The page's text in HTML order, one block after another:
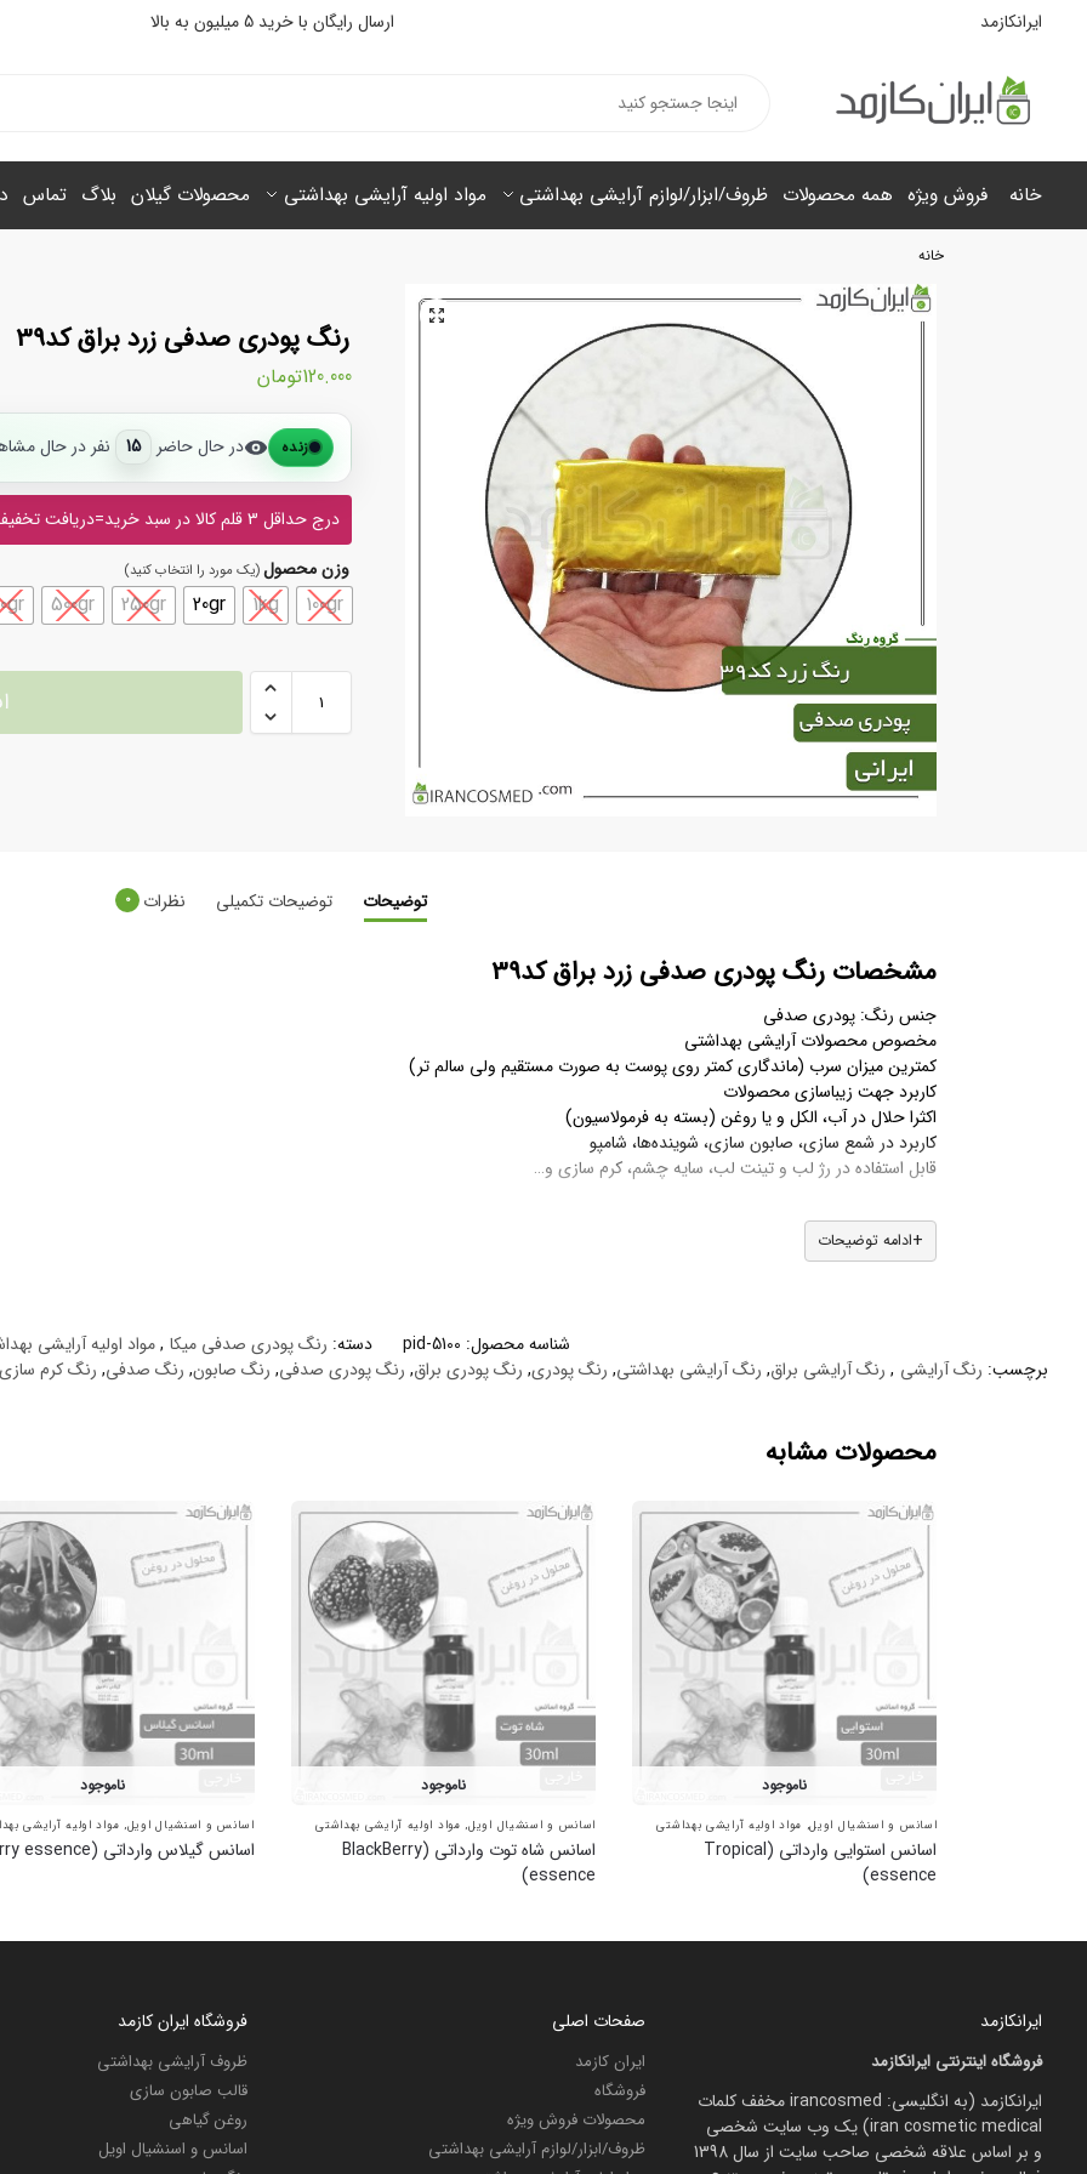
ایرانکازمد ارسال رایگان با خرید 5 میلیون‌ به بالا
خانه فروش ویژه همه محصولات ظروف/ابزار/لوازم آرایشی بهداشتی مواد اولیه آرایشی بهداشتی محصولات گیلان بلاگ تماس
خانه
رنگ پودری صدفی زرد براق کد39
120.000تومان
زنده در حال حاضر 15 نفر در حال
درج حداقل 3 قلم کالا در سبد خرید=دریافت تخفیف از 10% تا 35%
وزن محصول
100gr
1kg
20gr
250gr
500gr
توضیحات توضیحات تکمیلی نظرات 0
مشخصات رنگ پودری صدفی زرد براق کد39
جنس رنگ: پودری صدفی
مخصوص محصولات آرایشی بهداشتی
کمترین میزان سرب (ماندگاری کمتر روی پوست به صورت مستقیم ولی سالم تر)
کاربرد جهت زیباسازی محصولات
اکثرا حلال در آب، الکل و یا روغن (بسته به فرمولاسیون)
کاربرد در شمع سازی، صابون سازی، شوینده‌ها، شامپو
قابل استفاده در رژ لب و تینت لب، سایه چشم، کرم سازی و…
ادامه توضیحات
شناسه محصول: pid-5100 دسته: رنگ پودری صدفی میکا ,مواد اولیه آرایشی
برچسب: رنگ آرایشی , رنگ آرایشی براق, رنگ آرایشی بهداشتی, رنگ پودری, رنگ پودری براق, رنگ پودری صدفی, رنگ صابون, رنگ صدفی, رنگ کرم سازی
محصولات مشابه
ناموجود
اسانس و اسنشیال اویل, مواد اولیه آرایشی بهداشتی
اسانس استوایی وارداتی (Tropical
essence)
ناموجود
اسانس و اسنشیال اویل, مواد اولیه آرایشی بهداشتی
اسانس شاه توت وارداتی (BlackBerry
essence)
ناموجود
اسانس و اسنشیال اویل, مواد اولیه آرایشی
اسانس گیلاس وارداتی (Cherry essence)
ایرانکازمد
فروشگاه اینترنتی ایرانکازمد
ایرانکازمد (به انگلیسی: irancosmed مخفف کلمات
iran cosmetic medical) یک وب سایت شخصی
و بر اساس علاقه شخصی صاحب سایت از سال 1398
صفحات اصلی
ایران کازمد
فروشگاه
محصولات فروش ویژه
ظروف/ابزار/لوازم آرایشی بهداشتی
فروشگاه ایران کازمد
ظروف آرایشی بهداشتی
قالب صابون سازی
روغن گیاهی
اسانس و اسنشیال اویل